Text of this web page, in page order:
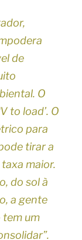
de
O
to load’. O
para
tirar a
maior.
do sol à
a gente
tem um